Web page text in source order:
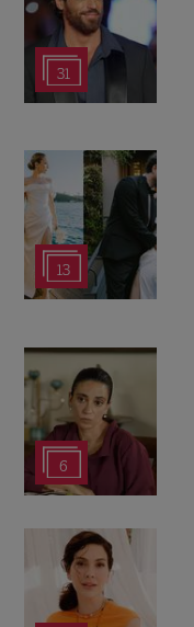
31
13
6